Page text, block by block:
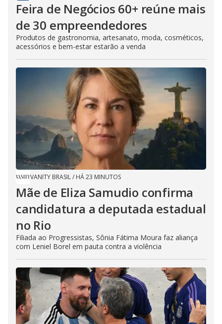
Feira de Negócios 60+ reúne mais
de 30 empreendedores
Produtos de gastronomia, artesanato, moda, cosméticos,
acessórios e bem-estar estarão a venda
VANITY BRASIL/ HÁ 23 MINUTOS
Mãe de Eliza Samudio confirma
candidatura a deputada estadual
no Rio
Filiada ao Progressistas, Sônia Fátima Moura faz aliança
com Leniel Borel em pauta contra a violência